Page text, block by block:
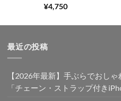
5段階中
5.00
¥4,750
最近の投稿
【2026年最新】手ぶらでおし
「チェーン・ストラップ付き